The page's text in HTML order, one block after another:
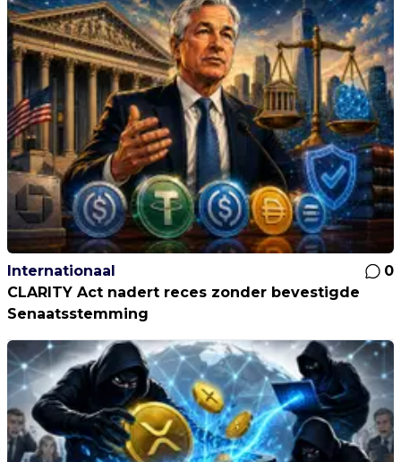
Internationaal
0
CLARITY Act nadert reces zonder bevestigde
Senaatsstemming